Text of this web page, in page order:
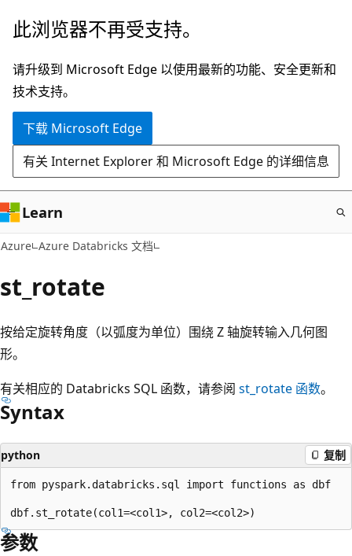
跳
主
要
内
此浏览器不再受支持。
请升级到 Microsoft Edge 以使用最新的功能、安全更新和
技术支持。
下载 Microsoft Edge
有关 Internet Explorer 和 Microsoft Edge 的详细信息
Learn
Azure Azure Databricks 文档
st_rotate
按给定旋转角度（以弧度为单位）围绕 Z 轴旋转输入几何图
形。
有关相应的 Databricks SQL 函数，请参阅 st_rotate 函数。
Syntax
python 复制
from pyspark.databricks.sql import functions as dbf
参数